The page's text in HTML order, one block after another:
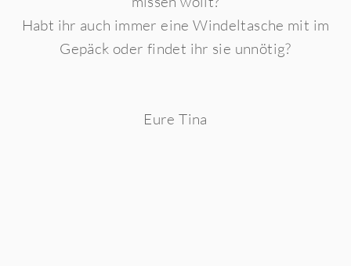
Habt ihr auch immer eine Windeltasche mit im
Gepäck oder findet ihr sie unnötig?
Eure Tina